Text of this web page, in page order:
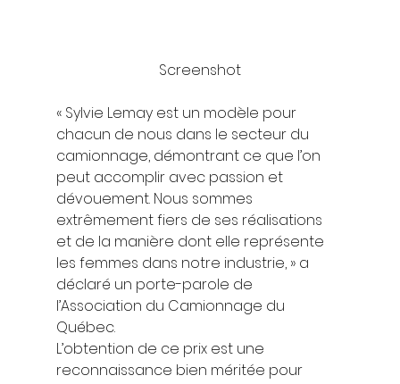
Screenshot
« Sylvie Lemay est un modèle pour
chacun de nous dans le secteur du
camionnage, démontrant ce que l’on
peut accomplir avec passion et
dévouement. Nous sommes
extrêmement fiers de ses réalisations
et de la manière dont elle représente
les femmes dans notre industrie, » a
déclaré un porte-parole de
l’Association du Camionnage du
Québec.
L’obtention de ce prix est une
reconnaissance bien méritée pour